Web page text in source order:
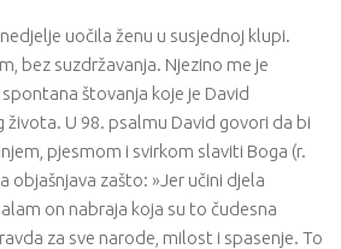
uočila ženu u susjednoj klupi.
bez suzdržavanja. Njezino me je
štovanja koje je David
života. U 98. psalmu David govori da bi
pjesmom i svirkom slaviti Boga (r.
objašnjava zašto: »Jer učini djela
on nabraja koja su to čudesna
za sve narode, milost i spasenje. To